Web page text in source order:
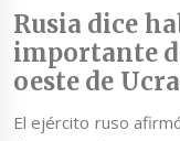
Rusia dice
importante
oeste de
El ejército ruso